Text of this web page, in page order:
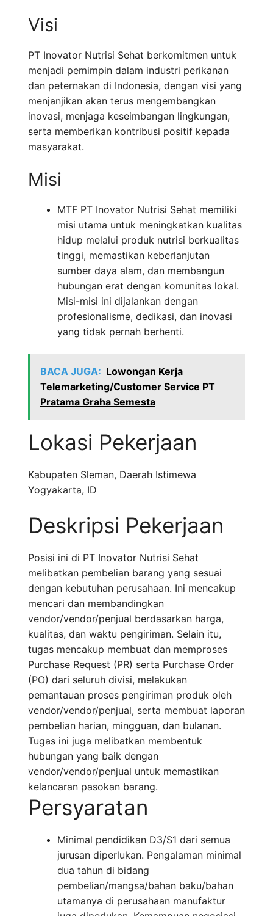
Visi
PT Inovator Nutrisi Sehat berkomitmen untuk
menjadi pemimpin dalam industri perikanan
dan peternakan di Indonesia, dengan visi yang
menjanjikan akan terus mengembangkan
inovasi, menjaga keseimbangan lingkungan,
serta memberikan kontribusi positif kepada
masyarakat.
Misi
MTF PT Inovator Nutrisi Sehat memiliki
misi utama untuk meningkatkan kualitas
hidup melalui produk nutrisi berkualitas
tinggi, memastikan keberlanjutan
sumber daya alam, dan membangun
hubungan erat dengan komunitas lokal.
Misi-misi ini dijalankan dengan
profesionalisme, dedikasi, dan inovasi
yang tidak pernah berhenti.
BACA JUGA: Lowongan Kerja
Telemarketing/Customer Service PT
Pratama Graha Semesta
Lokasi Pekerjaan
Kabupaten Sleman, Daerah Istimewa
Yogyakarta, ID
Deskripsi Pekerjaan
Posisi ini di PT Inovator Nutrisi Sehat
melibatkan pembelian barang yang sesuai
dengan kebutuhan perusahaan. Ini mencakup
mencari dan membandingkan
vendor/vendor/penjual berdasarkan harga,
kualitas, dan waktu pengiriman. Selain itu,
tugas mencakup membuat dan memproses
Purchase Request (PR) serta Purchase Order
(PO) dari seluruh divisi, melakukan
pemantauan proses pengiriman produk oleh
vendor/vendor/penjual, serta membuat laporan
pembelian harian, mingguan, dan bulanan.
Tugas ini juga melibatkan membentuk
hubungan yang baik dengan
vendor/vendor/penjual untuk memastikan
kelancaran pasokan barang.
Persyaratan
Minimal pendidikan D3/S1 dari semua
jurusan diperlukan. Pengalaman minimal
dua tahun di bidang
pembelian/mangsa/bahan baku/bahan
utamanya di perusahaan manufaktur